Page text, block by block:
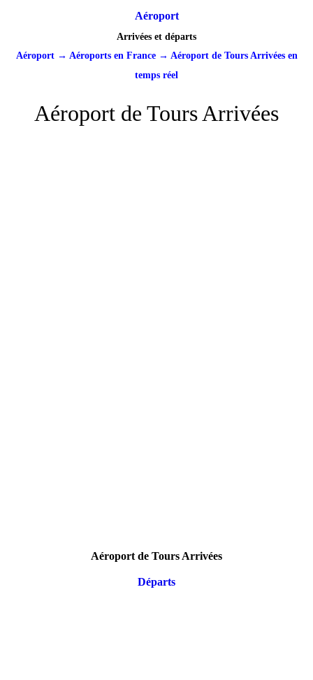
Aéroport
Arrivées et départs
Aéroport→ Aéroports en France→ Aéroport de Tours Arrivées en
temps réel
Aéroport de Tours Arrivées
Aéroport de Tours Arrivées
Départs